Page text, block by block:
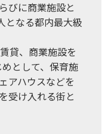
びに商業施設と
となる都内最大級
貸、商業施設を
として、保育施
アハウスなどを
受け入れる街と